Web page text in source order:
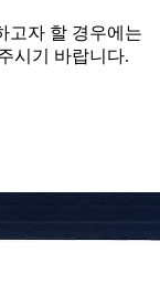
고자 할 경우에는
시기 바랍니다.